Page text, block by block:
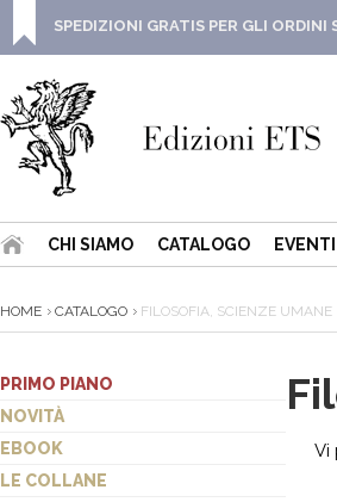
SPEDIZIONI GRATIS PER GLI ORDINI
CHI SIAMO CATALOGO
HOME CATALOGO FILOSOFIA, SCIENZE UMANE
PRIMO PIANO
NOVITÀ
EBOOK
LE COLLANE
Vi